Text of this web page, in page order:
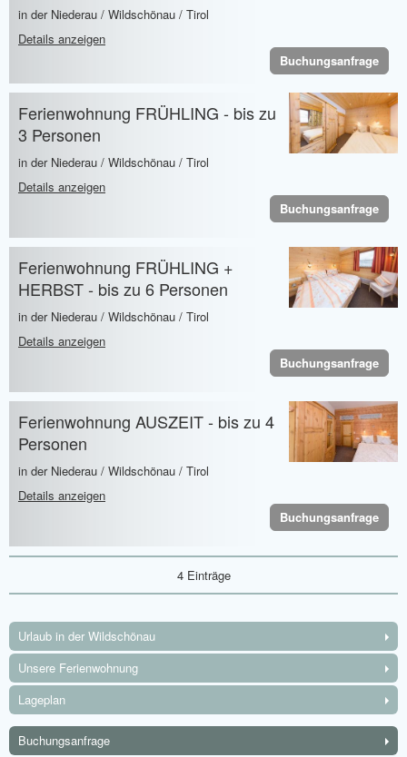
in der Niederau / Wildschönau / Tirol
Details anzeigen
Buchungsanfrage
Ferienwohnung FRÜHLING - bis zu
3 Personen
in der Niederau / Wildschönau / Tirol
Details anzeigen
Buchungsanfrage
Ferienwohnung FRÜHLING +
HERBST - bis zu 6 Personen
in der Niederau / Wildschönau / Tirol
Details anzeigen
Buchungsanfrage
Ferienwohnung AUSZEIT - bis zu 4
Personen
in der Niederau / Wildschönau / Tirol
Details anzeigen
Buchungsanfrage
4 Einträge
Urlaub in der Wildschönau
Unsere Ferienwohnung
Lageplan
Buchungsanfrage